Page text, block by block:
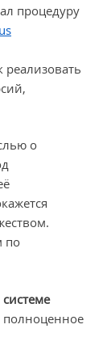
процедуру
о
по
системе
полноценное